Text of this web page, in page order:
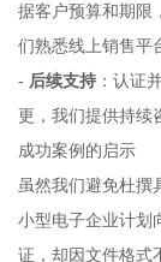
据客户预算和期
们熟悉线上销售平
- 后续支持：认证
更，我们提供持续
成功案例的启示
虽然我们避免杜撰
小型电子企业计划
证，却因文件格式